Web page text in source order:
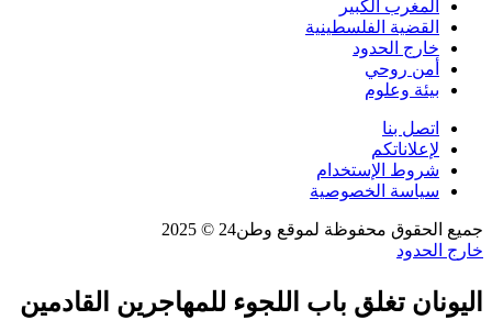
المغرب الكبير
القضية الفلسطينية
خارج الحدود
أمن روحي
بيئة وعلوم
اتصل بنا
لإعلاناتكم
شروط الإستخدام
سياسة الخصوصية
جميع الحقوق محفوظة لموقع وطن24 © 2025
خارج الحدود
اليونان تغلق باب اللجوء للمهاجرين القادمين